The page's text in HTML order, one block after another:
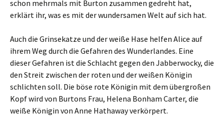
schon mehrmals mit Burton zusammen gedreht hat,
erklärt ihr, was es mit der wundersamen Welt auf sich hat.
Auch die Grinsekatze und der weiße Hase helfen Alice auf
ihrem Weg durch die Gefahren des Wunderlandes. Eine
dieser Gefahren ist die Schlacht gegen den Jabberwocky, die
den Streit zwischen der roten und der weißen Königin
schlichten soll. Die böse rote Königin mit dem übergroßen
Kopf wird von Burtons Frau, Helena Bonham Carter, die
weiße Königin von Anne Hathaway verkörpert.